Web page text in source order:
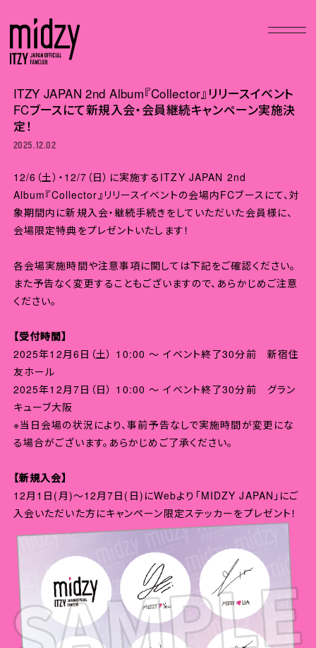
ITZY JAPAN 2nd Album『Collector』リリースイベント
FCブースにて新規入会・会員継続キャンペーン実施決
定！
2025.12.02
12/6（土）・12/7（日）に実施するITZY JAPAN 2nd
Album『Collector』リリースイベントの会場内FCブースにて、対
象期間内に新規入会・継続手続きをしていただいた会員様に、
会場限定特典をプレゼントいたします！
各会場実施時間や注意事項に関しては下記をご確認ください。
また予告なく変更することもございますので、あらかじめご注意
ください。
【受付時間】
2025年12月6日（土） 10:00 ～ イベント終了30分前 新宿住
友ホール
2025年12月7日（日） 10:00 ～ イベント終了30分前 グラン
キューブ大阪
※当日会場の状況により、事前予告なしで実施時間が変更にな
る場合がございます。あらかじめご了承ください。
【新規入会】
12月1日(月)～12月7日(日)にWebより「MIDZY JAPAN」にご
入会いただいた方にキャンペーン限定ステッカーをプレゼント！